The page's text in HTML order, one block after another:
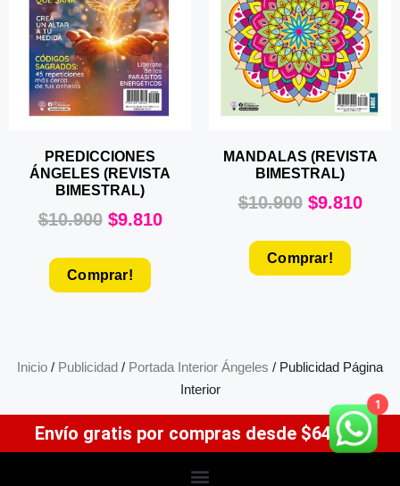
PREDICCIONES
ÁNGELES (REVISTA
BIMESTRAL)
$10.900 $9.810
Comprar!
MANDALAS (REVISTA
BIMESTRAL)
$10.900 $9.810
Comprar!
Inicio / Publicidad / Portada Interior Ángeles / Publicidad Página
Interior
Envío gratis por compras desde $64.900
1